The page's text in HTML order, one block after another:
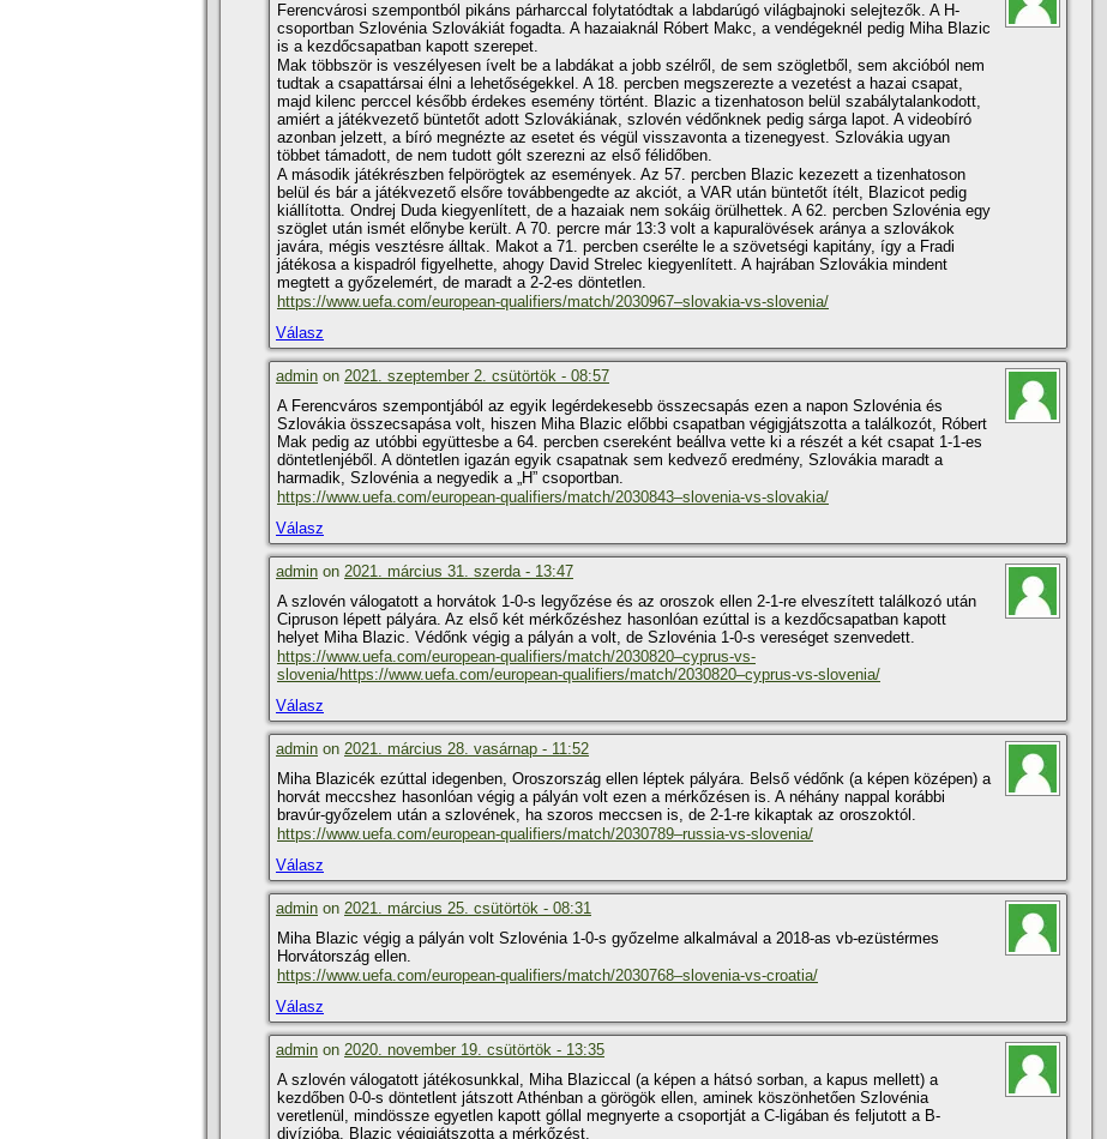
Ferencvárosi szempontból pikáns párharccal folytatódtak a labdarúgó világbajnoki selejtezők. A H-
csoportban Szlovénia Szlovákiát fogadta. A hazaiaknál Róbert Makc, a vendégeknél pedig Miha Blazic
is a kezdőcsapatban kapott szerepet.
Mak többször is veszélyesen ívelt be a labdákat a jobb szélről, de sem szögletből, sem akcióból nem
tudtak a csapattársai élni a lehetőségekkel. A 18. percben megszerezte a vezetést a hazai csapat,
majd kilenc perccel később érdekes esemény történt. Blazic a tizenhatoson belül szabálytalankodott,
amiért a játékvezető büntetőt adott Szlovákiának, szlovén védőnknek pedig sárga lapot. A videobíró
azonban jelzett, a bíró megnézte az esetet és végül visszavonta a tizenegyest. Szlovákia ugyan
többet támadott, de nem tudott gólt szerezni az első félidőben.
A második játékrészben felpörögtek az események. Az 57. percben Blazic kezezett a tizenhatoson
belül és bár a játékvezető elsőre továbbengedte az akciót, a VAR után büntetőt ítélt, Blazicot pedig
kiállította. Ondrej Duda kiegyenlített, de a hazaiak nem sokáig örülhettek. A 62. percben Szlovénia egy
szöglet után ismét előnybe került. A 70. percre már 13:3 volt a kapuralövések aránya a szlovákok
javára, mégis vesztésre álltak. Makot a 71. percben cserélte le a szövetségi kapitány, így a Fradi
játékosa a kispadról figyelhette, ahogy David Strelec kiegyenlített. A hajrában Szlovákia mindent
megtett a győzelemért, de maradt a 2-2-es döntetlen.
https://www.uefa.com/european-qualifiers/match/2030967–slovakia-vs-slovenia/
Válasz
admin on 2021. szeptember 2. csütörtök - 08:57
A Ferencváros szempontjából az egyik legérdekesebb összecsapás ezen a napon Szlovénia és
Szlovákia összecsapása volt, hiszen Miha Blazic előbbi csapatban végigjátszotta a találkozót, Róbert
Mak pedig az utóbbi együttesbe a 64. percben csereként beállva vette ki a részét a két csapat 1-1-es
döntetlenjéből. A döntetlen igazán egyik csapatnak sem kedvező eredmény, Szlovákia maradt a
harmadik, Szlovénia a negyedik a „H” csoportban.
https://www.uefa.com/european-qualifiers/match/2030843–slovenia-vs-slovakia/
Válasz
admin on 2021. március 31. szerda - 13:47
A szlovén válogatott a horvátok 1-0-s legyőzése és az oroszok ellen 2-1-re elveszített találkozó után
Cipruson lépett pályára. Az első két mérkőzéshez hasonlóan ezúttal is a kezdőcsapatban kapott
helyet Miha Blazic. Védőnk végig a pályán a volt, de Szlovénia 1-0-s vereséget szenvedett.
https://www.uefa.com/european-qualifiers/match/2030820–cyprus-vs-
slovenia/https://www.uefa.com/european-qualifiers/match/2030820–cyprus-vs-slovenia/
Válasz
admin on 2021. március 28. vasárnap - 11:52
Miha Blazicék ezúttal idegenben, Oroszország ellen léptek pályára. Belső védőnk (a képen középen) a
horvát meccshez hasonlóan végig a pályán volt ezen a mérkőzésen is. A néhány nappal korábbi
bravúr-győzelem után a szlovének, ha szoros meccsen is, de 2-1-re kikaptak az oroszoktól.
https://www.uefa.com/european-qualifiers/match/2030789–russia-vs-slovenia/
Válasz
admin on 2021. március 25. csütörtök - 08:31
Miha Blazic végig a pályán volt Szlovénia 1-0-s győzelme alkalmával a 2018-as vb-ezüstérmes
Horvátország ellen.
https://www.uefa.com/european-qualifiers/match/2030768–slovenia-vs-croatia/
Válasz
admin on 2020. november 19. csütörtök - 13:35
A szlovén válogatott játékosunkkal, Miha Blaziccal (a képen a hátsó sorban, a kapus mellett) a
kezdőben 0-0-s döntetlent játszott Athénban a görögök ellen, aminek köszönhetően Szlovénia
veretlenül, mindössze egyetlen kapott góllal megnyerte a csoportját a C-ligában és feljutott a B-
divízióba. Blazic végigjátszotta a mérkőzést.